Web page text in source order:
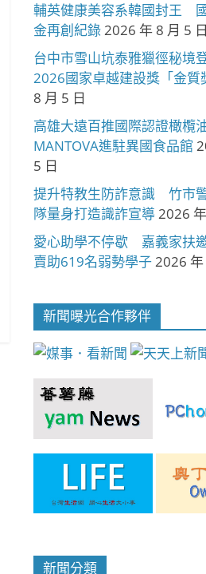
輔英健康美容系韓國封王
金再創紀錄2026 年 8 月 5 日
台中市雪山坑泰雅獵徑秘境
2026國家卓越建設獎「金質
8 月 5 日
高雄大遠百推國際認證橄
MANTOVA進駐異國食品館
5 日
提升特教生防詐意識 竹市
隊量身打造識詐宣導2026
愛心助學不停歇 嘉義家扶
賣助619名弱勢學子2026 年
新聞曝光合作夥伴
新聞分類